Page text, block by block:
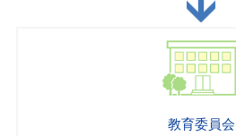
教育委員会